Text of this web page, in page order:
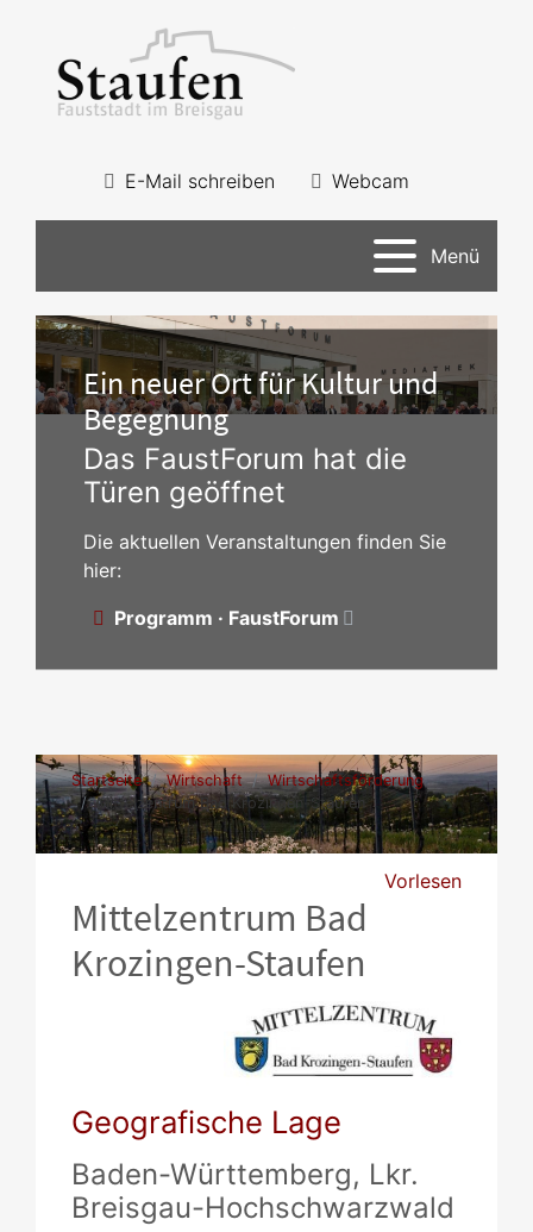
E-Mail schreiben Webcam
Menü
Ein neuer Ort für Kultur und
Begegnung
Das FaustForum hat die
Türen geöffnet
Die aktuellen Veranstaltungen finden Sie
hier:
Programm · FaustForum
Startseite Wirtschaft
Wirtschaftsförderung
Mittelzentrum Bad Krozingen-Staufen
Vorlesen
Mittelzentrum Bad
Krozingen-Staufen
Geografische Lage
Baden-Württemberg, Lkr.
Breisgau-Hochschwarzwald